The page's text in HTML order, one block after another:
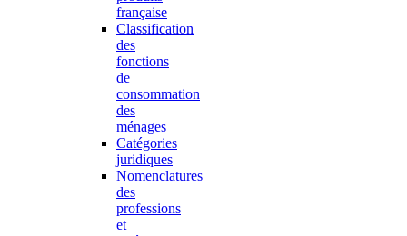
française
Classification
des
fonctions
de
consommation
des
ménages
Catégories
juridiques
Nomenclatures
des
professions
et